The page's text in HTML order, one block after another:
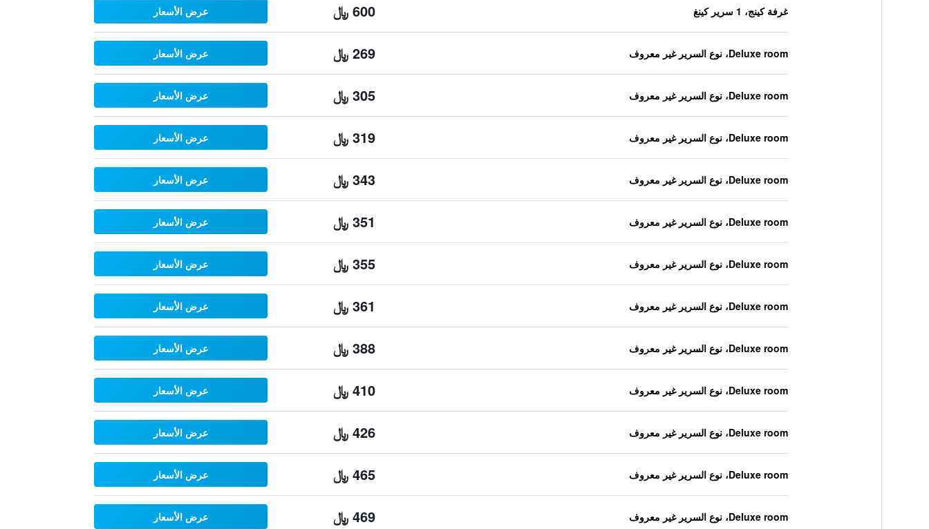
غرفة كينج، 1 سرير كينغ 600 ﷼ عرض الأسعار
Deluxe room، نوع السرير غير معروف 269 ﷼ عرض الأسعار
Deluxe room، نوع السرير غير معروف 305 ﷼ عرض الأسعار
Deluxe room، نوع السرير غير معروف 319 ﷼ عرض الأسعار
Deluxe room، نوع السرير غير معروف 343 ﷼ عرض الأسعار
Deluxe room، نوع السرير غير معروف 351 ﷼ عرض الأسعار
Deluxe room، نوع السرير غير معروف 355 ﷼ عرض الأسعار
Deluxe room، نوع السرير غير معروف 361 ﷼ عرض الأسعار
Deluxe room، نوع السرير غير معروف 388 ﷼ عرض الأسعار
Deluxe room، نوع السرير غير معروف 410 ﷼ عرض الأسعار
Deluxe room، نوع السرير غير معروف 426 ﷼ عرض الأسعار
Deluxe room، نوع السرير غير معروف 465 ﷼ عرض الأسعار
Deluxe room، نوع السرير غير معروف 469 ﷼ عرض الأسعار